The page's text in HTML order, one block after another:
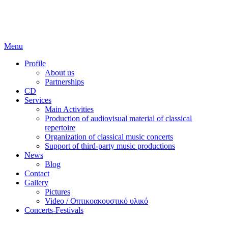
Menu
Profile
About us
Partnerships
CD
Services
Main Activities
Production of audiovisual material of classical
repertoire
Organization of classical music concerts
Support of third-party music productions
News
Blog
Contact
Gallery
Pictures
Video / Οπτικοακουστικό υλικό
Concerts-Festivals